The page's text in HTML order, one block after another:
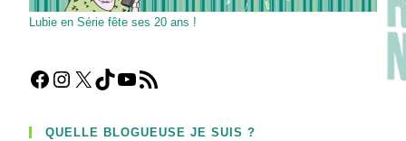
Lubie en Série fête ses 20 ans !
Facebook
Instagram
X TikTokYouTube
Flux RSS
QUELLE BLOGUEUSE JE SUIS ?